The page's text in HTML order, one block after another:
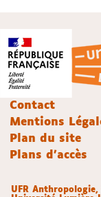
Contact
Mentions
Plan du site
Plans d'accès
UFR